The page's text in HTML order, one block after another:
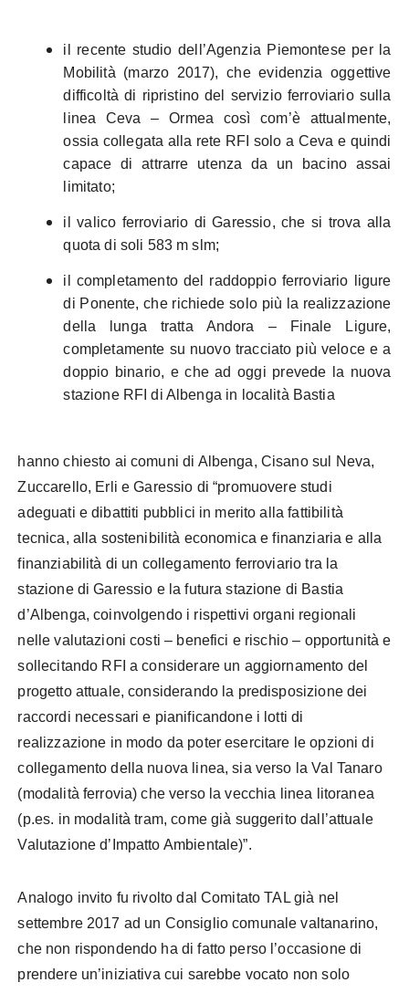
il recente studio dell’Agenzia Piemontese per la
Mobilità (marzo 2017), che evidenzia oggettive
difficoltà di ripristino del servizio ferroviario sulla
linea Ceva – Ormea così com’è attualmente,
ossia collegata alla rete RFI solo a Ceva e quindi
capace di attrarre utenza da un bacino assai
limitato;
il valico ferroviario di Garessio, che si trova alla
quota di soli 583 m slm;
il completamento del raddoppio ferroviario ligure
di Ponente, che richiede solo più la realizzazione
della lunga tratta Andora – Finale Ligure,
completamente su nuovo tracciato più veloce e a
doppio binario, e che ad oggi prevede la nuova
stazione RFI di Albenga in località Bastia
hanno chiesto ai comuni di Albenga, Cisano sul Neva,
Zuccarello, Erli e Garessio di “promuovere studi
adeguati e dibattiti pubblici in merito alla fattibilità
tecnica, alla sostenibilità economica e finanziaria e alla
finanziabilità di un collegamento ferroviario tra la
stazione di Garessio e la futura stazione di Bastia
d’Albenga, coinvolgendo i rispettivi organi regionali
nelle valutazioni costi – benefici e rischio – opportunità e
sollecitando RFI a considerare un aggiornamento del
progetto attuale, considerando la predisposizione dei
raccordi necessari e pianificandone i lotti di
realizzazione in modo da poter esercitare le opzioni di
collegamento della nuova linea, sia verso la Val Tanaro
(modalità ferrovia) che verso la vecchia linea litoranea
(p.es. in modalità tram, come già suggerito dall’attuale
Valutazione d’Impatto Ambientale)”.
Analogo invito fu rivolto dal Comitato TAL già nel
settembre 2017 ad un Consiglio comunale valtanarino,
che non rispondendo ha di fatto perso l’occasione di
prendere un’iniziativa cui sarebbe vocato non solo